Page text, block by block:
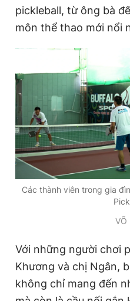
pickleball, từ ông bà
môn thể thao mới nổi
Các thành viên trong gia
VÕ
Với những người chơi
Khương và chị Ngân,
không chỉ mang đến